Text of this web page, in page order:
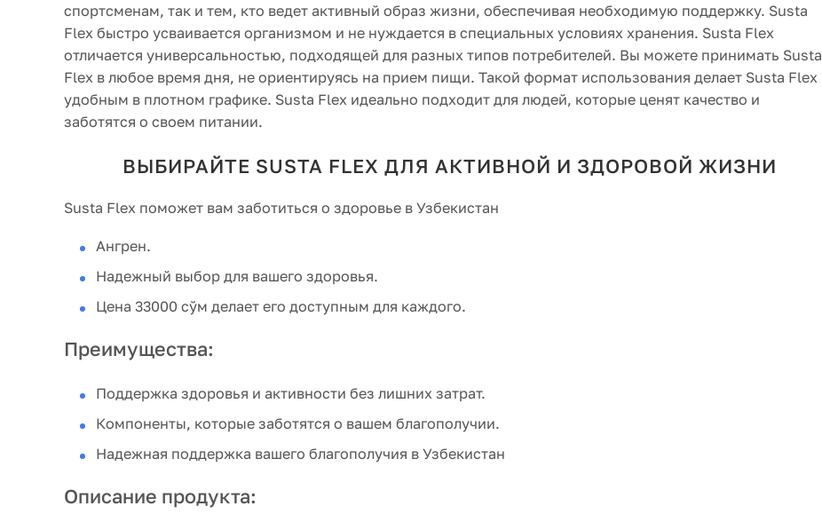
спортсменам, так и тем, кто ведет активный образ жизни, обеспечивая необходимую поддержку. Susta
Flex быстро усваивается организмом и не нуждается в специальных условиях хранения. Susta Flex
отличается универсальностью, подходящей для разных типов потребителей. Вы можете принимать Susta
Flex в любое время дня, не ориентируясь на прием пищи. Такой формат использования делает Susta Flex
удобным в плотном графике. Susta Flex идеально подходит для людей, которые ценят качество и
заботятся о своем питании.
ВЫБИРАЙТЕ SUSTA FLEX ДЛЯ АКТИВНОЙ И ЗДОРОВОЙ ЖИЗНИ
Susta Flex поможет вам заботиться о здоровье в Узбекистан
Ангрен.
Надежный выбор для вашего здоровья.
Цена 33000 сўм делает его доступным для каждого.
Преимущества:
Поддержка здоровья и активности без лишних затрат.
Компоненты, которые заботятся о вашем благополучии.
Надежная поддержка вашего благополучия в Узбекистан
Описание продукта: